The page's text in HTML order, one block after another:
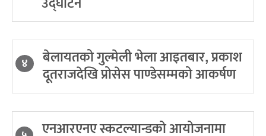
४ बेलायतको गुल्मेली भेला आइतबार, प्रकाश
दूतराजदेखि प्रोसेस पाण्डेसम्मको आकर्षण
एनआरएनए स्कटल्यान्डको आयोजनामा